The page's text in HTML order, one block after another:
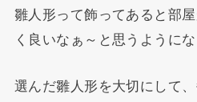
雛人形って飾ってあると部
く良いなぁ～と思うようにな
選んだ雛人形を大切にして